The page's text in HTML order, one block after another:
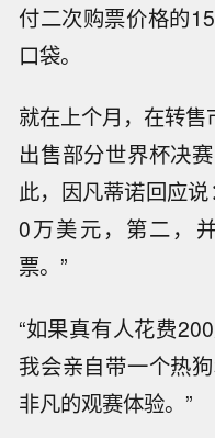
付二次购票价格的
口袋。
就在上个月，在转
出售部分世界杯决
此，因凡蒂诺回应
0万美元，第二，
票。”
“如果真有人花费
我会亲自带一个热
非凡的观赛体验。”